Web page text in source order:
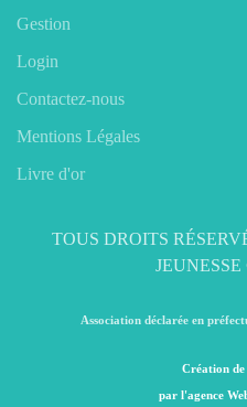
Gestion
Login
Contactez-nous
Mentions Légales
Livre d'or
TOUS DROITS
Association déclarée en
Création
par l'agence